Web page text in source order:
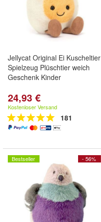
Jellycat Original Ei Kuscheltier
Spielzeug Plüschtier weich
Geschenk Kinder
24,93 €
Kostenloser Versand
181
- 56%
Bestseller